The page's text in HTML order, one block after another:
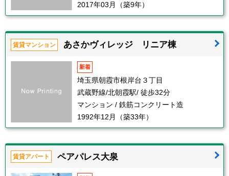
2017年03月（築9年）
賃貸マンション あさかヴィレッジ リニア棟
新着
埼玉県朝霞市根岸台３丁目
武蔵野線/北朝霞駅/ 徒歩32分
マンション / 鉄筋コンクリート造
1992年12月（築33年）
賃貸アパート ペアパレス大泉